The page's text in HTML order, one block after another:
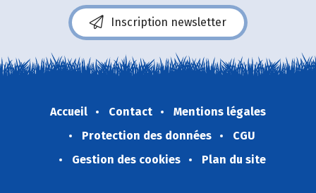
Inscription newsletter
Accueil Contact
Mentions légales
Protection des données
CGU
Gestion des cookies
Plan du site